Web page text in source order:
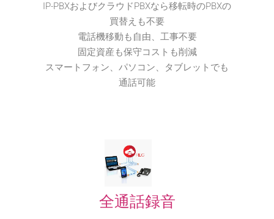
IP-PBXおよびクラウドPBXなら移転時のPBXの
買替えも不要
電話機移動も自由、工事不要
固定資産も保守コストも削減
スマートフォン、パソコン、タブレットでも
通話可能
全通話録音